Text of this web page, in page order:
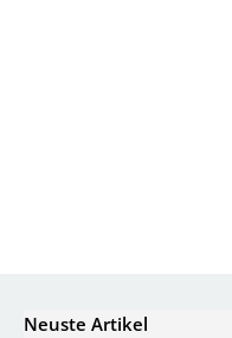
Neuste Artikel